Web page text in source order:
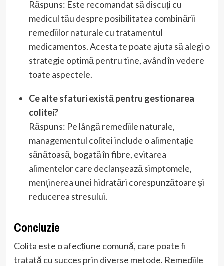
Răspuns: Este recomandat să discuți cu
medicul tău despre posibilitatea combinării
remediilor naturale cu tratamentul
medicamentos. Acesta te poate ajuta să alegi o
strategie optimă pentru tine, având în vedere
toate aspectele.
Ce alte sfaturi există pentru gestionarea
colitei?
Răspuns: Pe lângă remediile naturale,
managementul colitei include o alimentație
sănătoasă, bogată în fibre, evitarea
alimentelor care declanșează simptomele,
menținerea unei hidratări corespunzătoare și
reducerea stresului.
Concluzie
Colita este o afecțiune comună, care poate fi
tratată cu succes prin diverse metode. Remediile